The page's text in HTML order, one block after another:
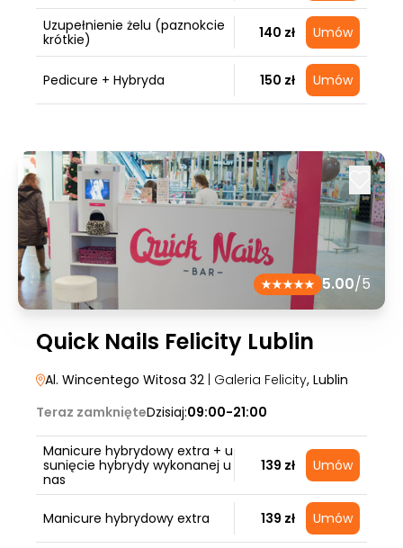
Uzupełnienie żelu (paznokcie
krótkie)
140 zł Umów
Pedicure + Hybryda 150 zł Umów
5.00/5
Quick Nails Felicity Lublin
Al. Wincentego Witosa 32 | Galeria Felicity, Lublin
Teraz zamknięteDzisiaj:09:00-21:00
Manicure hybrydowy extra + u
sunięcie hybrydy wykonanej u
nas
139 zł Umów
Manicure hybrydowy extra 139 zł Umów